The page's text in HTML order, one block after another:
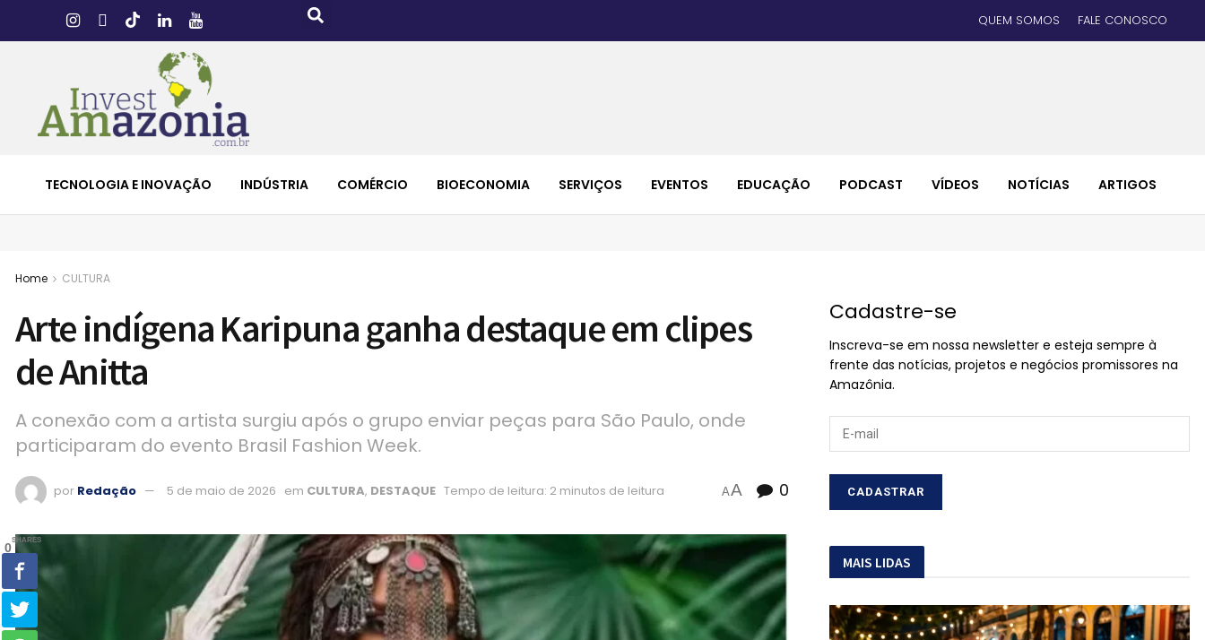
QUEM SOMOS FALE CONOSCO
TECNOLOGIA E INOVAÇÃO INDÚSTRIA COMÉRCIO BIOECONOMIA SERVIÇOS EVENTOS EDUCAÇÃO PODCAST VÍDEOS NOTÍCIAS ARTIGOS
Home CULTURA
Arte indígena Karipuna ganha destaque em clipes
de Anitta
A conexão com a artista surgiu após o grupo enviar peças para São Paulo, onde
participaram do evento Brasil Fashion Week.
por Redação 5 de maio de 2026 em CULTURA, DESTAQUE Tempo de leitura: 2 minutos de leitura AA 0
Cadastre-se
Inscreva-se em nossa newsletter e esteja sempre à
frente das notícias, projetos e negócios promissores na
Amazônia.
MAIS LIDAS
0
SHARES